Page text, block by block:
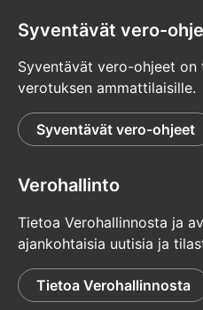
Syventävät vero-
Syventävät vero-ohjeet
verotuksen ammattilaisille.
Syventävät vero-ohjeet
Verohallinto
Tietoa Verohallinnosta ja
ajankohtaisia uutisia ja
Tietoa Verohallinnosta